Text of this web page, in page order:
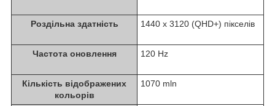
Роздільна здатність 1440 x 3120 (QHD+) пікселів
Частота оновлення 120 Hz
Кількість відображених
кольорів
1070 mln